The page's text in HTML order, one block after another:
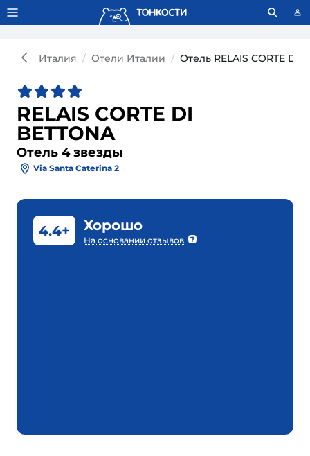
Тонкости используют сookie-файлы. Что это значит?
Италия Отели Италии Отель RELAIS CORTE DI
RELAIS CORTE DI
BETTONA
Отель 4 звезды
Via Santa Caterina 2
4.4+ Хорошо
На основании отзывов